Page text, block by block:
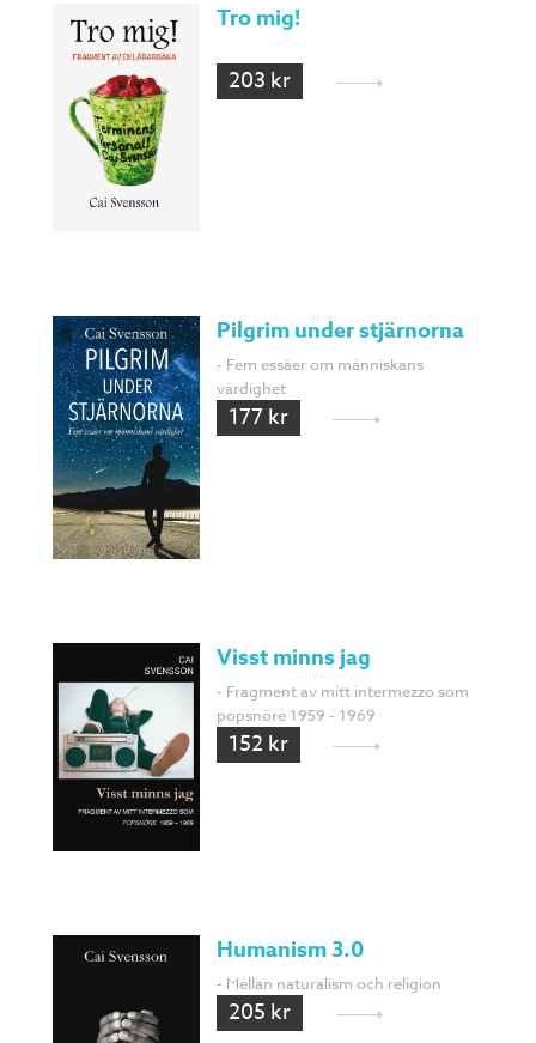
Tro mig!
203 kr
Pilgrim under stjärnorna
- Fem essäer om människans
värdighet
177 kr
Visst minns jag
- Fragment av mitt intermezzo som
popsnöre 1959 - 1969
152 kr
Humanism 3.0
- Mellan naturalism och religion
205 kr